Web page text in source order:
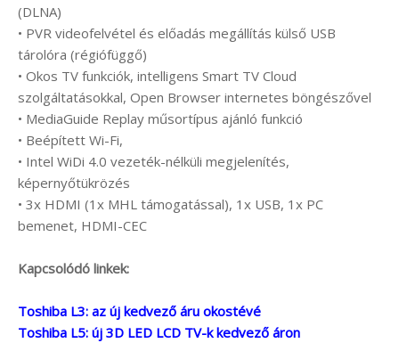
(DLNA)
• PVR videofelvétel és előadás megállítás külső USB
tárolóra (régiófüggő)
• Okos TV funkciók, intelligens Smart TV Cloud
szolgáltatásokkal, Open Browser internetes böngészővel
• MediaGuide Replay műsortípus ajánló funkció
• Beépített Wi-Fi,
• Intel WiDi 4.0 vezeték-nélküli megjelenítés,
képernyőtükrözés
• 3x HDMI (1x MHL támogatással), 1x USB, 1x PC
bemenet, HDMI-CEC
Kapcsolódó linkek:
Toshiba L3: az új kedvező áru okostévé
Toshiba L5: új 3D LED LCD TV-k kedvező áron